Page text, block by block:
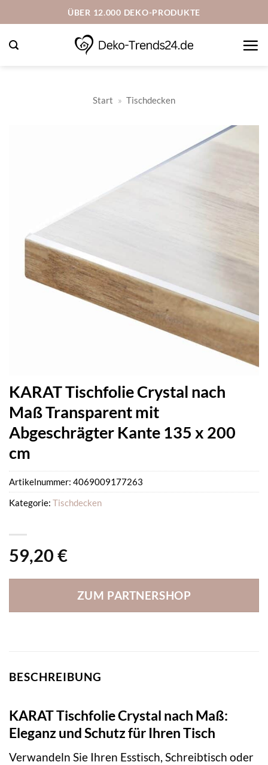
Inhalt
springen
ÜBER 12.000 DEKO-PRODUKTE
Start » Tischdecken
KARAT Tischfolie Crystal nach
Maß Transparent mit
Abgeschrägter Kante 135 x 200
cm
59,20 €
ZUM PARTNERSHOP
Artikelnummer: 4069009177263
Kategorie: Tischdecken
BESCHREIBUNG
KARAT Tischfolie Crystal nach Maß:
Eleganz und Schutz für Ihren Tisch
Verwandeln Sie Ihren Esstisch, Schreibtisch oder